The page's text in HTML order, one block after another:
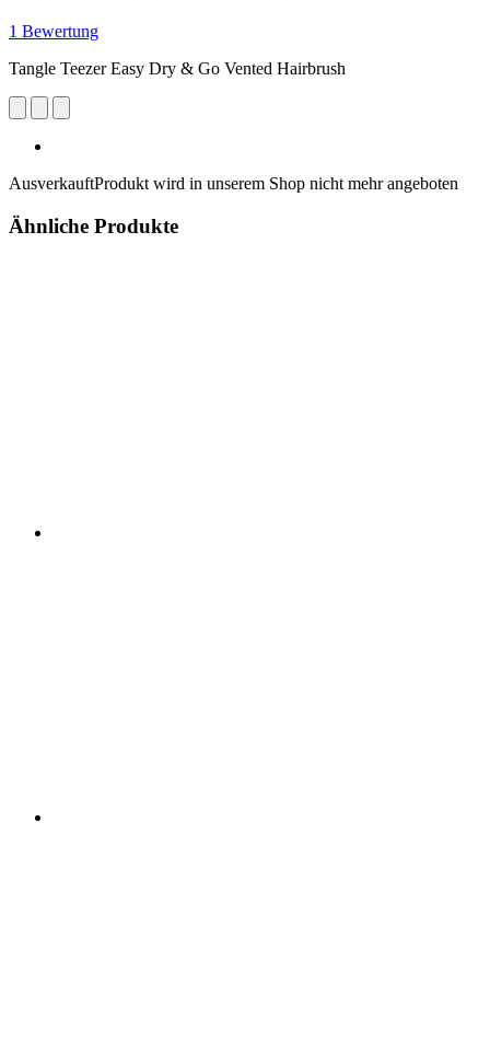
1 Bewertung
Tangle Teezer Easy Dry & Go Vented Hairbrush
AusverkauftProdukt wird in unserem Shop nicht mehr angeboten
Ähnliche Produkte